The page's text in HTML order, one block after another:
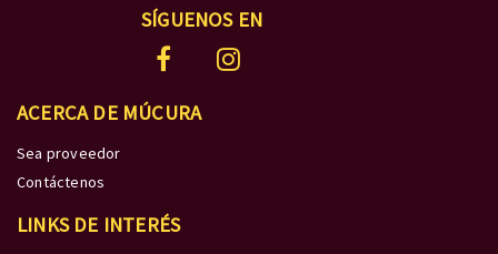
SÍGUENOS EN
ACERCA DE MÚCURA
Sea proveedor
Contáctenos
LINKS DE INTERÉS